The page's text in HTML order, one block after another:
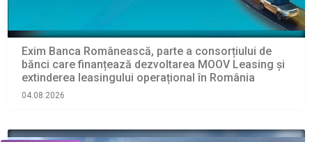
Exim Banca Românească, parte a consorțiului de
bănci care finanțează dezvoltarea MOOV Leasing și
extinderea leasingului operațional în România
04.08.2026